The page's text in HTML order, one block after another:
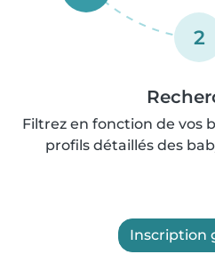
2
Filtrez en fonction de vos
profils détaillés des
Inscription